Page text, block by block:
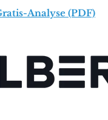
Analyse (PDF)